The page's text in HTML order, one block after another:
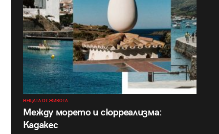
НЕЩАТА ОТ ЖИВОТА
Между морето и сюрреализма:
Кадакес